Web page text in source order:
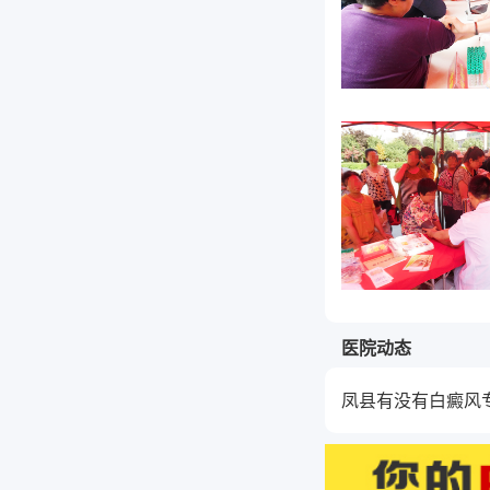
医院动态
凤县有没有白癜风